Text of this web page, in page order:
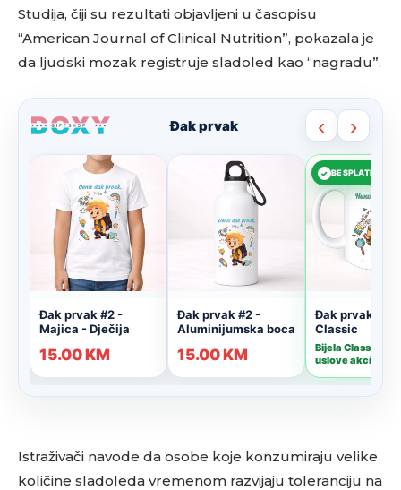
Studija, čiji su rezultati objavljeni u časopisu
“American Journal of Clinical Nutrition”, pokazala je
da ljudski mozak registruje sladoled kao “nagradu”.
Istraživači navode da osobe koje konzumiraju velike
količine sladoleda vremenom razvijaju toleranciju na